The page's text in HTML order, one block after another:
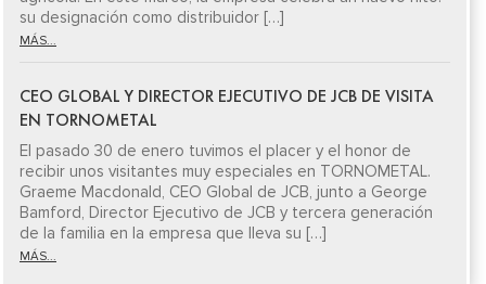
su designación como distribuidor […]
MÁS...
CEO GLOBAL Y DIRECTOR EJECUTIVO DE JCB DE VISITA
EN TORNOMETAL
El pasado 30 de enero tuvimos el placer y el honor de
recibir unos visitantes muy especiales en TORNOMETAL.
Graeme Macdonald, CEO Global de JCB, junto a George
Bamford, Director Ejecutivo de JCB y tercera generación
de la familia en la empresa que lleva su […]
MÁS...